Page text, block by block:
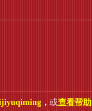
， 或查看帮助